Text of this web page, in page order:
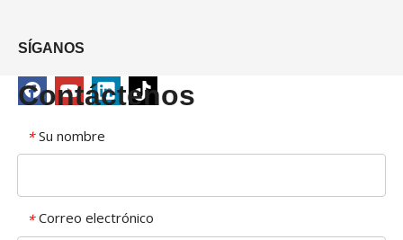
SÍGANOS
Contáctenos
* Su nombre
* Correo electrónico